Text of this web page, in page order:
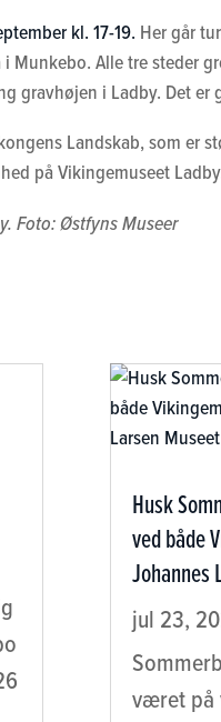
kl. 17-19. Her går
Munkebo. Alle tre steder
gravhøjen i Ladby. Det
Landskab, som
på Vikingemuseet
Foto: Østfyns Museer
Husk
ved både
Johannes
jul 23,
været på